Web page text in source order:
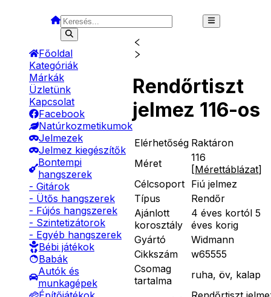
Főoldal
Kategóriák
Márkák
Üzletünk
Kapcsolat
Facebook
Natúrkozmetikumok
Jelmezek
Jelmez kiegészítők
Bontempi
hangszerek
- Gitárok
- Ütős hangszerek
- Fújós hangszerek
- Szintetizátorok
- Egyéb hangszerek
Bébi játékok
Babák
Autók és
munkagépek
Rendőrtiszt
jelmez 116-os
Elérhetőség Raktáron
Méret
116
[Mérettáblázat]
Célcsoport Fiú jelmez
Típus
Rendőr
Ajánlott
korosztály
4 éves kortól 5
éves korig
Gyártó
Widmann
Cikkszám
w65555
Csomag
tartalma
ruha, öv, kalap